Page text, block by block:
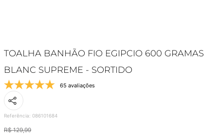
TOALHA BANHÃO FIO EGIPCIO 600 GRAMAS
BLANC SUPREME - SORTIDO
65 avaliações
Referência: 086101684
R$ 129,99